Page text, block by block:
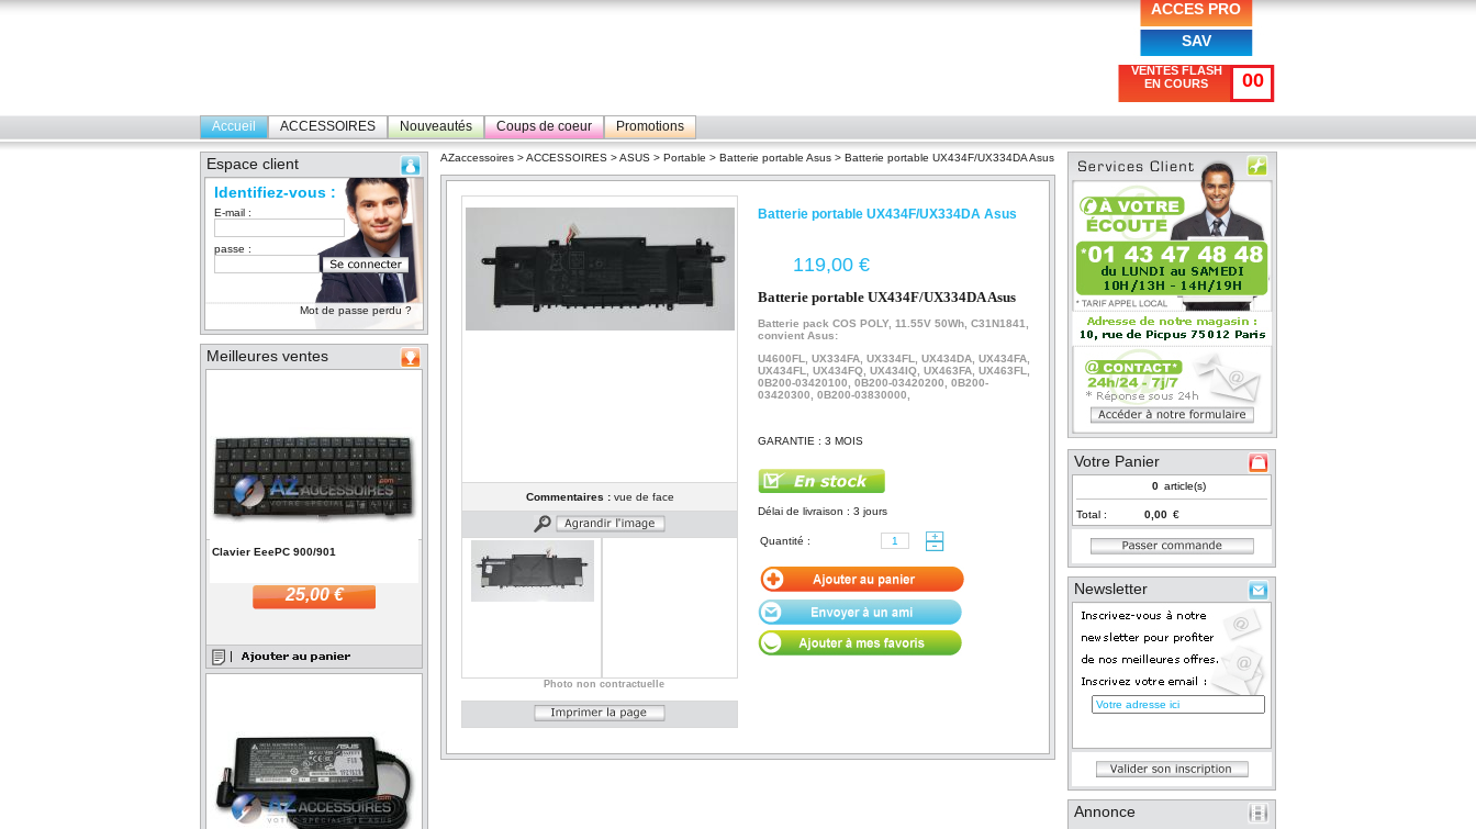
ACCES PRO
SAV
VENTES FLASH
EN COURS
00
Accueil ACCESSOIRES Nouveautés Coups de coeur Promotions
Espace client
Identifiez-vous :
E-mail :
passe :
Mot de passe perdu ?
Meilleures ventes
Clavier EeePC 900/901
25,00 €
AZaccessoires >ACCESSOIRES >ASUS > Portable > Batterie portable Asus > Batterie portable UX434F/UX334DA Asus
Commentaires :vue de face
Photo non contractuelle
Batterie portable UX434F/UX334DA Asus
€
Batterie portable UX434F/UX334DA Asus
Batterie pack COS POLY, 11.55V 50Wh, C31N1841,
convient Asus:
U4600FL, UX334FA, UX334FL, UX434DA, UX434FA
UX434FL
, UX434FQ , UX434IQ, UX463FA, UX463FL
0B200-03420100, 0B200-03420200, 0B200-
03420300, 0B200-03830000
GARANTIE : 3 MOIS
Délai de livraison : 3 jours
Quantité :
Votre Panier
article(s)
Total : €
Newsletter
Annonce